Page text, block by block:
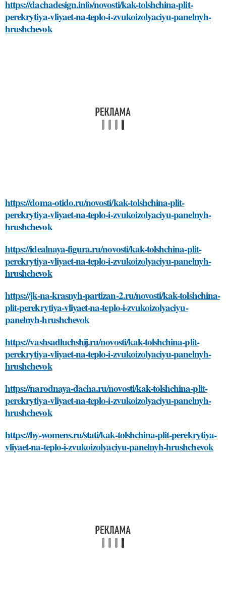
https://dachadesign.info/novosti/kak-tolshchina-plit-
perekrytiya-vliyaet-na-teplo-i-zvukoizolyaciyu-panelnyh-
hrushchevok
https://doma-otido.ru/novosti/kak-tolshchina-plit-
perekrytiya-vliyaet-na-teplo-i-zvukoizolyaciyu-panelnyh-
hrushchevok
https://idealnaya-figura.ru/novosti/kak-tolshchina-plit-
perekrytiya-vliyaet-na-teplo-i-zvukoizolyaciyu-panelnyh-
hrushchevok
https://jk-na-krasnyh-partizan-2.ru/novosti/kak-tolshchina-
plit-perekrytiya-vliyaet-na-teplo-i-zvukoizolyaciyu-
panelnyh-hrushchevok
https://vashsadluchshij.ru/novosti/kak-tolshchina-plit-
perekrytiya-vliyaet-na-teplo-i-zvukoizolyaciyu-panelnyh-
hrushchevok
https://narodnaya-dacha.ru/novosti/kak-tolshchina-plit-
perekrytiya-vliyaet-na-teplo-i-zvukoizolyaciyu-panelnyh-
hrushchevok
https://by-womens.ru/stati/kak-tolshchina-plit-perekrytiya-
vliyaet-na-teplo-i-zvukoizolyaciyu-panelnyh-hrushchevok